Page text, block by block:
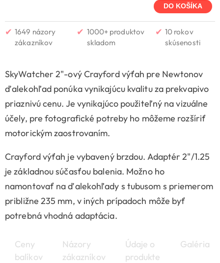
DO KOŠÍKA
✔ 1649 názory
zákazníkov
✔ 1000+ produktov
skladom
✔ 10 rokov
skúsenosti
SkyWatcher 2"-ový Crayford výťah pre Newtonov
ďalekohľad ponúka vynikajúcu kvalitu za prekvapivo
priaznivú cenu. Je vynikajúco použiteľný na vizuálne
účely, pre fotografické potreby ho môžeme rozšíriť
motorickým zaostrovaním.
Crayford výťah je vybavený brzdou. Adaptér 2"/1.25
je základnou súčasťou balenia. Možno ho
namontovať na ďalekohľady s tubusom s priemerom
približne 235 mm, v iných prípadoch môže byť
potrebná vhodná adaptácia.
Ceny
balíkov
Názory
zákazníkov
Údaje o
produkte
Galéria